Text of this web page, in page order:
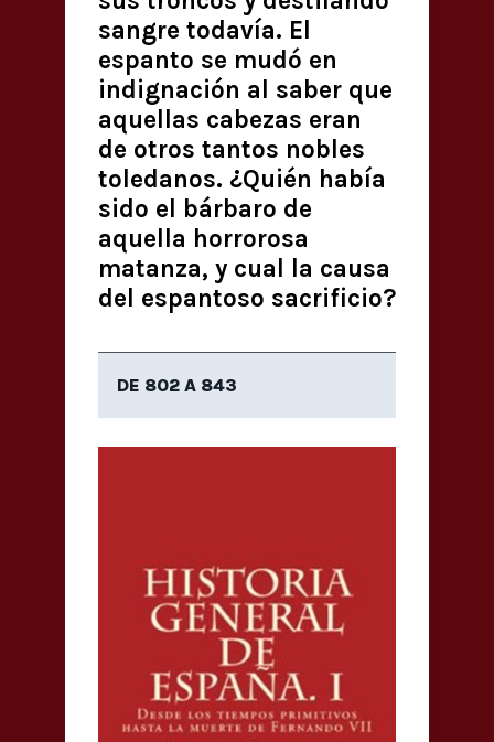
sangre todavía. El
espanto se mudó en
indignación al saber que
aquellas cabezas eran
de otros tantos nobles
toledanos. ¿Quién había
sido el bárbaro de
aquella horrorosa
matanza, y cual la causa
del espantoso sacrificio?
DE 802 A 843